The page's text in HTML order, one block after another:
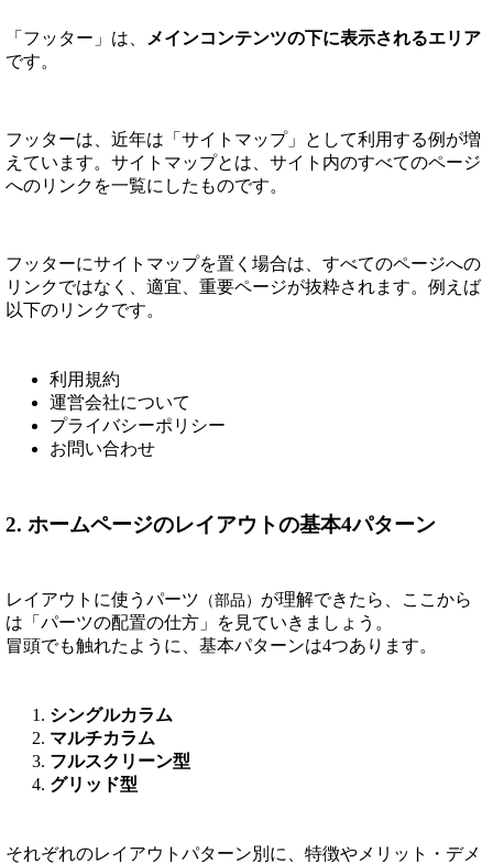
「フッター」は、
メインコンテンツの下に表示されるエリア
です。
フッターは、近年は「サイトマップ」として利用する例が増
えています。サイトマップとは、サイト内のすべてのページ
へのリンクを一覧にしたものです。
フッターにサイトマップを置く場合は、すべてのページへの
リンクではなく、適宜、重要ページが抜粋されます。例えば
以下のリンクです。
利用規約
運営会社について
プライバシーポリシー
お問い合わせ
2. ホームページのレイアウトの基本4パターン
レイアウトに使うパーツ （部品） が理解できたら、ここから
は「パーツの配置の仕方」を見ていきましょう。
冒頭でも触れたように、基本パターンは4つあります。
シングルカラム
マルチカラム
フルスクリーン型
グリッド型
それぞれのレイアウトパターン別に、特徴やメリット・デメ